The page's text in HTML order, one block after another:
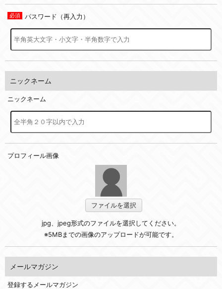
パスワード（再入力）
ニックネーム
ニックネーム
プロフィール画像
ファイルを選択
jpg、jpeg形式のファイルを選択してください。
※5MBまでの画像のアップロードが可能です。
メールマガジン
登録するメールマガジン